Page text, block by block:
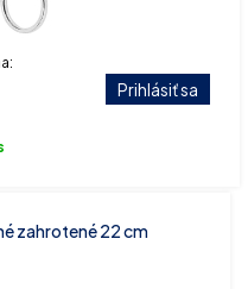
Prihlásiť sa
zahrotené 22 cm